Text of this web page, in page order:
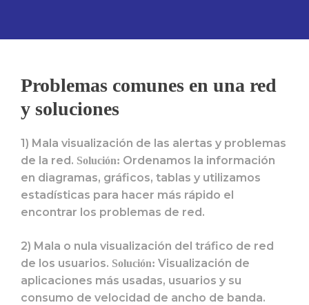
Problemas comunes en una red
y soluciones
1) Mala visualización de las alertas y problemas
de la red. Solución: Ordenamos la información
en diagramas, gráficos, tablas y utilizamos
estadísticas para hacer más rápido el
encontrar los problemas de red.
2) Mala o nula visualización del tráfico de red
de los usuarios. Solución: Visualización de
aplicaciones más usadas, usuarios y su
consumo de velocidad de ancho de banda.